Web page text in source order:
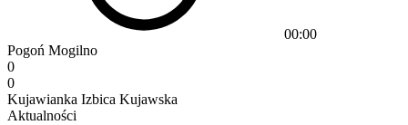
00:00
Pogoń Mogilno
0
0
Kujawianka Izbica Kujawska
Aktualności